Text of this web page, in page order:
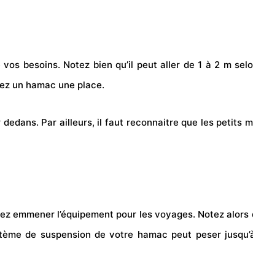
besoins. Notez bien qu’il peut aller de 1 à 2 m
un hamac une place.
Par ailleurs, il faut reconnaitre que les petits
l’équipement pour les voyages. Notez alors
de suspension de votre hamac peut peser